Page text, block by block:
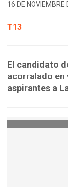
16 DE NOVIEMBRE
T13
El candidato
acorralado en
aspirantes a